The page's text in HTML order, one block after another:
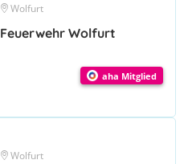
Wolfurt
Feuerwehr Wolfurt
aha Mitglied
Wolfurt